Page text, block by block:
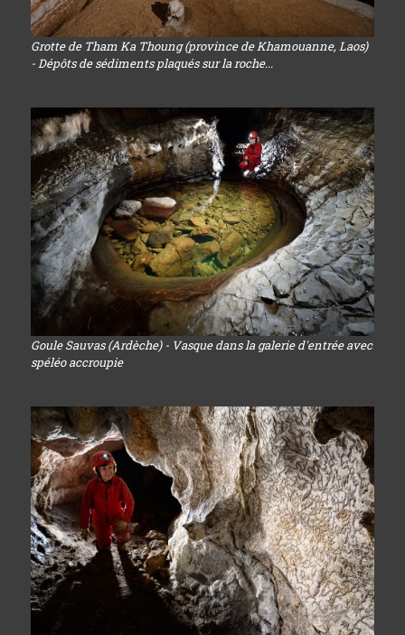
Grotte de Tham Ka Thoung (province de Khamouanne, Laos)
- Dépôts de sédiments plaqués sur la roche...
Goule Sauvas (Ardèche) - Vasque dans la galerie d'entrée avec
spéléo accroupie